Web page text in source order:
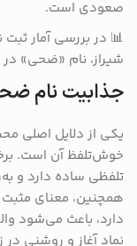
صعودی است.
📊 در بررسی آمار
شیراز، نام «ضحی» در میان ۲۰ انتخاب برتر
جذابیت نام
یکی از دلایل اصلی
خوش‌تلفظ آن است.
تلفظی ساده دارد و
همچنین، معنای مثبت
دارد، باعث می‌شود
نماد آغاز و روشنی